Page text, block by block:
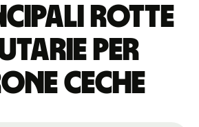
rotte
per
ceche